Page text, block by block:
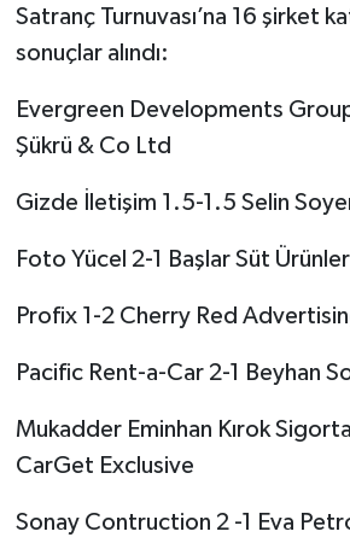
Satranç Turnuvası’na 16 şirket
sonuçlar alındı:
Evergreen Developments
Şükrü & Co Ltd
Gizde İletişim 1.5-1.5 Selin
Foto Yücel 2-1 Başlar Süt
Profix 1-2 Cherry Red
Pacific Rent-a-Car 2-1 Beyhan
Mukadder Eminhan Kırok
CarGet Exclusive
Sonay Contruction 2 -1 Eva